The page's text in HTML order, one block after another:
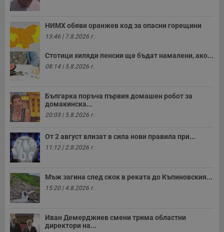
НИМХ обяви оранжев код за опасни горещини
13:46 | 7.8.2026 г.
Стотици хиляди пенсии ще бъдат намалени, ако...
08:14 | 5.8.2026 г.
Българка поръча първия домашен робот за
домакинска...
20:03 | 5.8.2026 г.
От 2 август влизат в сила нови правила при...
11:12 | 2.8.2026 г.
Мъж загина след скок в реката до Къпиновския...
15:20 | 4.8.2026 г.
Иван Демерджиев смени трима областни
директори на...